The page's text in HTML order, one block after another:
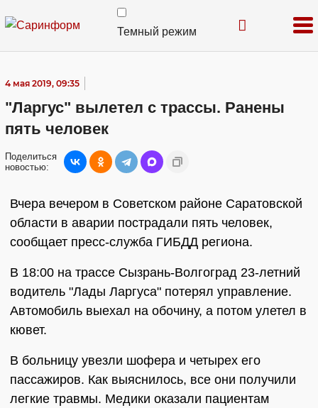
Темный режим
4 мая 2019, 09:35
"Ларгус" вылетел с трассы. Ранены
пять человек
Поделиться
новостью:
Вчера вечером в Советском районе Саратовской
области в аварии пострадали пять человек,
сообщает пресс-служба ГИБДД региона.
В 18:00 на трассе Сызрань-Волгоград 23-летний
водитель "Лады Ларгуса" потерял управление.
Автомобиль выехал на обочину, а потом улетел в
кювет.
В больницу увезли шофера и четырех его
пассажиров. Как выяснилось, все они получили
легкие травмы. Медики оказали пациентам